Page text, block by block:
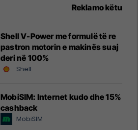
Reklamo këtu
Shell V-Power me formulë të re
pastron motorin e makinës suaj
deri në 100%
Shell
MobiSIM: Internet kudo dhe 15%
cashback
MobiSIM